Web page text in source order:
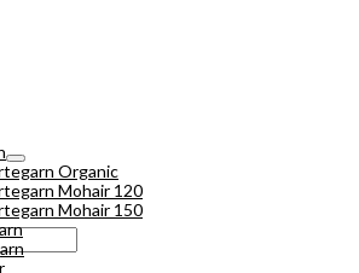
Organic
Mohair 120
Mohair 150